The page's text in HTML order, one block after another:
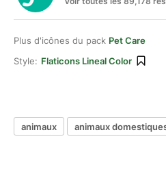
Plus d'icônes du pack Pet Care
Style: Flaticons Lineal Color
animaux animaux